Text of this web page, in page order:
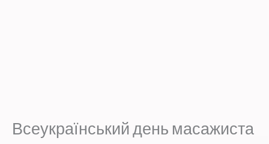
Всеукраїнський день масажиста